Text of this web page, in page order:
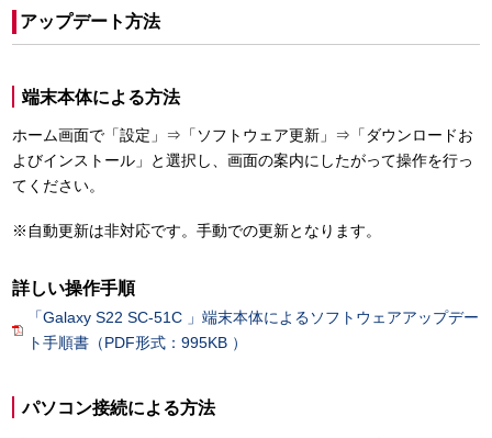
アップデート方法
端末本体による方法
ホーム画面で「設定」⇒「ソフトウェア更新」⇒「ダウンロードお
よびインストール」と選択し、画面の案内にしたがって操作を行っ
てください。
※自動更新は非対応です。手動での更新となります。
詳しい操作手順
「Galaxy S22 SC-51C 」端末本体によるソフトウェアアップデー
ト手順書（PDF形式：995KB ）
パソコン接続による方法